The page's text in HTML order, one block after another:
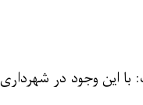
و گفت: با این وجود در